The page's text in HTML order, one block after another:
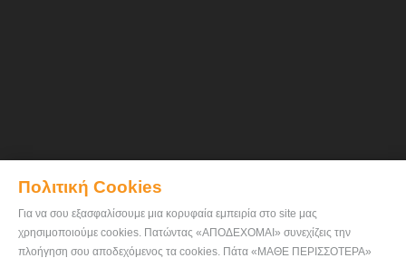
Πολιτική Cookies
Για να σου εξασφαλίσουμε μια κορυφαία εμπειρία στο site μας
χρησιμοποιούμε cookies. Πατώντας «ΑΠΟΔΕΧΟΜΑΙ» συνεχίζεις την
πλοήγηση σου αποδεχόμενος τα cookies. Πάτα «ΜΑΘΕ ΠΕΡΙΣΣΟΤΕΡΑ»